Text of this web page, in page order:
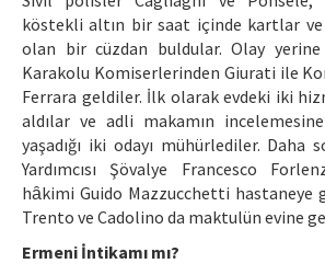
köstekli altın bir saat içinde kartlar ve
olan bir cüzdan buldular. Olay
Karakolu Komiserlerinden Giurati ile
Ferrara geldiler. İlk olarak evdeki iki
aldılar ve adli makamın
yaşadığı iki odayı mühürlediler. Daha
Yardımcısı Şövalye Francesco
hȃkimi Guido Mazzucchetti hastaneye
Trento ve Cadolino da maktulün evine
Ermeni İntikamı mı?